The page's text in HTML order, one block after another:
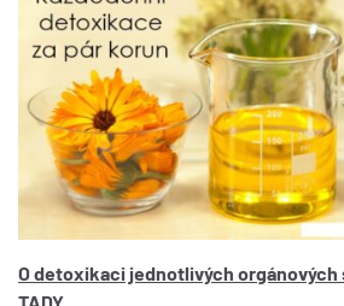
O detoxikaci jednotlivých